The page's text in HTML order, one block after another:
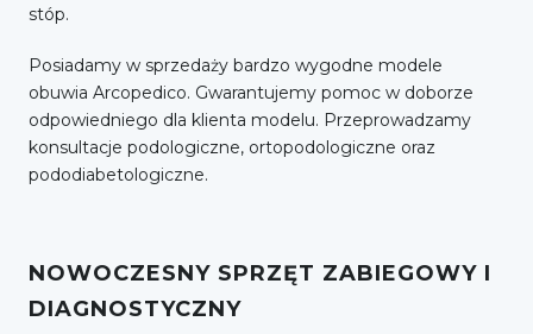
stóp.
Posiadamy w sprzedaży bardzo wygodne modele
obuwia Arcopedico. Gwarantujemy pomoc w doborze
odpowiedniego dla klienta modelu. Przeprowadzamy
konsultacje podologiczne, ortopodologiczne oraz
pododiabetologiczne.
NOWOCZESNY SPRZĘT ZABIEGOWY I
DIAGNOSTYCZNY